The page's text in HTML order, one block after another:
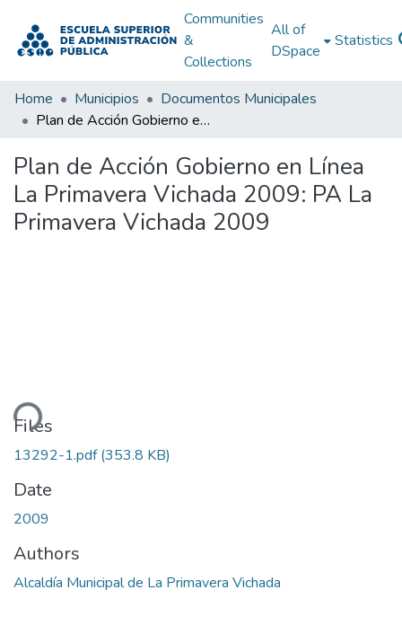
Communities
&
Collections
All of
DSpace
Statistics
Home Municipios
Documentos Municipales
Plan de Acción Gobierno en Línea La Primavera Vichada 2009: PA La Primavera Vichada 2009
Plan de Acción Gobierno en Línea
La Primavera Vichada 2009: PA La
Primavera Vichada 2009
Files
13292-1.pdf(353.8 KB)
Date
2009
Authors
Alcaldía Municipal de La Primavera Vichada